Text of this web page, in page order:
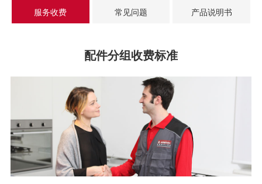
阿里斯顿官方全国服务热线：
服务收费 常见问题 产品说明书
配件分组收费标准